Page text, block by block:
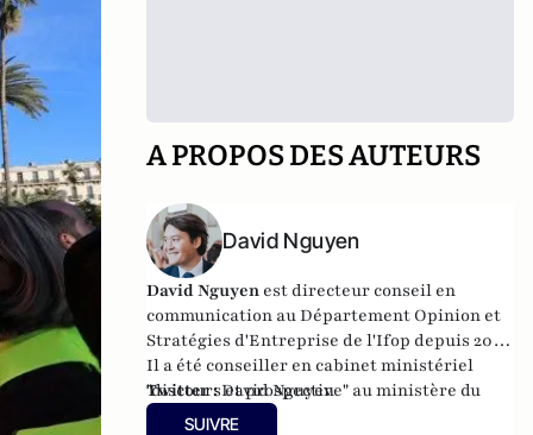
A PROPOS DES AUTEURS
David Nguyen
David Nguyen est directeur conseil en
communication au Département Opinion et
Stratégies d'Entreprise de l'Ifop depuis 2017.
Il a été conseiller en cabinet ministériel
"discours et prospective" au ministère du
Travail (2016-2017) et au ministère de
Twitter :David Nguyen
SUIVRE